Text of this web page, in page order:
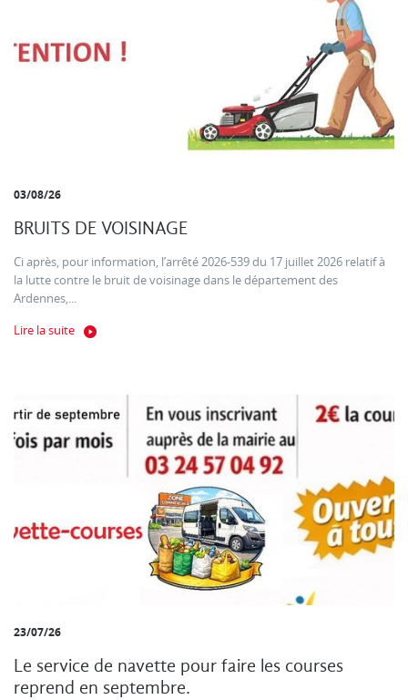
03/08/26
BRUITS DE VOISINAGE
Ci après, pour information, l’arrêté 2026-539 du 17 juillet 2026 relatif à
la lutte contre le bruit de voisinage dans le département des
Ardennes,...
Lire la suite
23/07/26
Le service de navette pour faire les courses
reprend en septembre.